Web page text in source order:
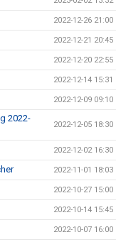
2022-12-26 21:00
2022-12-21 20:45
2022-12-20 22:55
2022-12-14 15:31
2022-12-09 09:10
2022-
2022-12-05 18:30
2022-12-02 16:30
2022-11-01 18:03
2022-10-27 15:00
2022-10-14 15:45
2022-10-07 16:00